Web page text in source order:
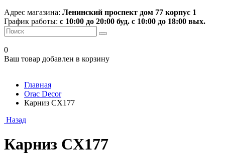
Адрес магазина: Ленинский проспект дом 77 корпус 1
График работы: с 10:00 до 20:00 буд. с 10:00 до 18:00 вых.
0
Ваш товар добавлен в корзину
Главная
Orac Decor
Карниз CX177
Назад
Карниз CX177